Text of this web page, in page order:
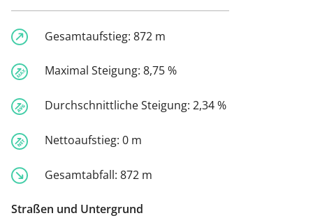
Gesamtaufstieg: 872 m
Maximal Steigung: 8,75 %
Durchschnittliche Steigung: 2,34 %
Nettoaufstieg: 0 m
Gesamtabfall: 872 m
Straßen und Untergrund